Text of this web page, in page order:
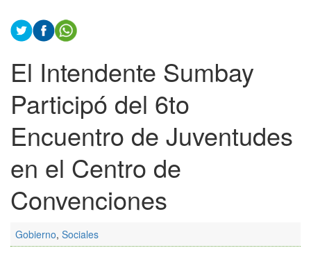
El Intendente Sumbay
Participó del 6to
Encuentro de Juventudes
en el Centro de
Convenciones
Gobierno, Sociales